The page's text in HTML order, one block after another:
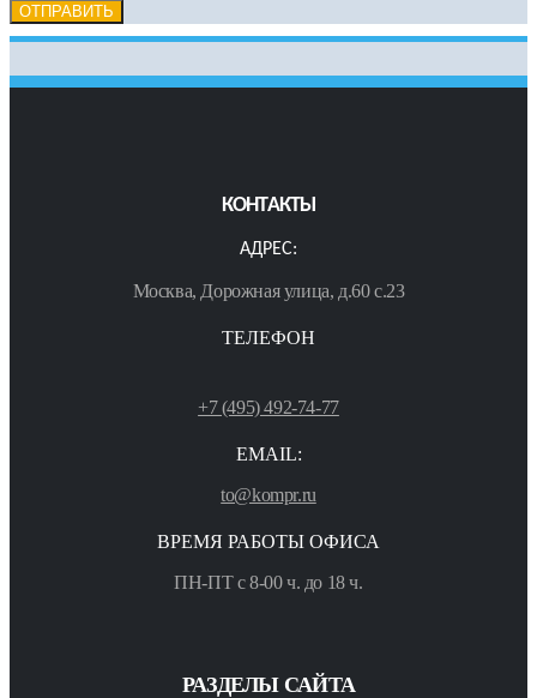
ОТПРАВИТЬ
КОНТАКТЫ
АДРЕС:
Москва, Дорожная улица, д.60 с.23
ТЕЛЕФОН
+7 (495) 492-74-77
EMAIL:
to@kompr.ru
ВРЕМЯ РАБОТЫ ОФИСА
ПН-ПТ с 8-00 ч. до 18 ч.
РАЗДЕЛЫ САЙТА